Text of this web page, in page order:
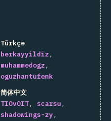
Türkçe
berkayyildiz
muhammedogz
oguzhantufenk
简体中文
TIOvOIT
scarsu
shadowings-zy